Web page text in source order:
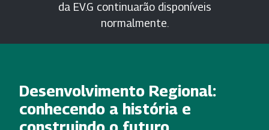
da EV.G continuarão disponíveis
normalmente.
Desenvolvimento Regional:
conhecendo a história e